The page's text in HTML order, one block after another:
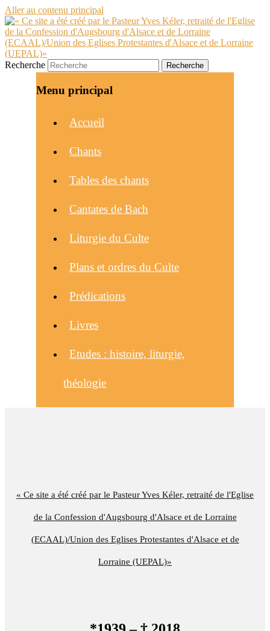
Aller au contenu principal
« Ce site a été créé par le Pasteur Yves Kéler, retraité de l'Eglise
de la Confession d'Augsbourg d'Alsace et de Lorraine
(ECAAL)/Union des Eglises Protestantes d'Alsace et de
Lorraine (UEPAL)»
Recherche
Menu principal
Accueil
Chants
Tables des chants
Cantates de Bach
Liturgie du Culte
Plans et ordres du Culte
Prédications
Livres
Etudes : histoire, liturgie,
théologie